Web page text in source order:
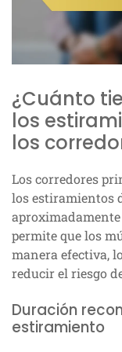
¿Cuánto
los
los
Los corredores
los estiramientos
aproximadamente
permite que los
manera efectiva,
reducir el riesgo
Duración
estiramiento